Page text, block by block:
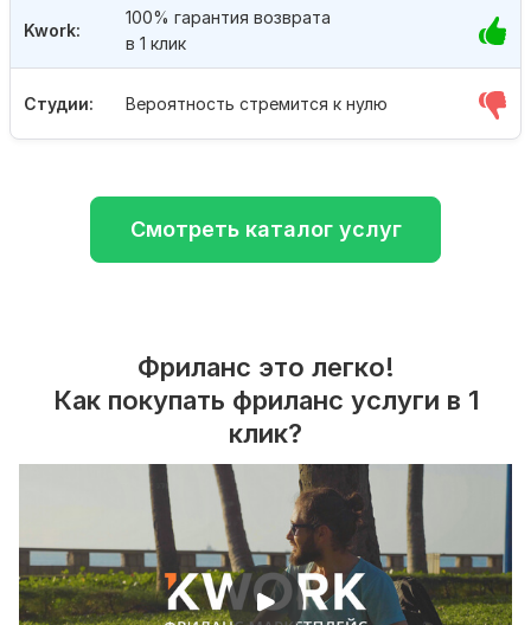
Студии: Вероятность стремится к нулю
Kwork:
100% гарантия возврата
в 1 клик
Смотреть каталог услуг
Фриланс это легко!
Как покупать фриланс услуги в 1
клик?